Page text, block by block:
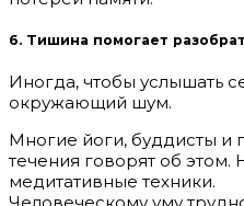
6. Тишина помогает
Иногда, чтобы услышать
окружающий шум.
Многие йоги, буддисты и
течения говорят об этом.
медитативные техники.